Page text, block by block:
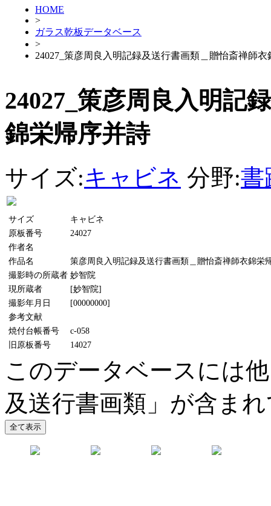
HOME
>
ガラス乾板データベース
>
24027_策彦周良入明記録及送行書画類＿贈怡斎禅師
24027_策彦周良入明記
錦栄帰序并詩
サイズ:キャビネ 分野:書
サイズ
キャビネ
原板番号
24027
作者名
作品名
策彦周良入明記録及送行書画類＿贈怡斎禅師衣錦栄
撮影時の所蔵者 妙智院
現所蔵者
[妙智院]
撮影年月日
[00000000]
参考文献
焼付台帳番号
c-058
旧原板番号
14027
このデータベースには
及送行書画類」が含ま